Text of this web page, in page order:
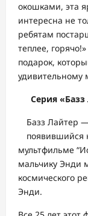
окошками, эта
интересна не
ребятам
теплее,
подарок,
удивительному
Серия «Базз
Базз Лайтер
появившийся
мультфильме
мальчику Энди
космического
Энди.